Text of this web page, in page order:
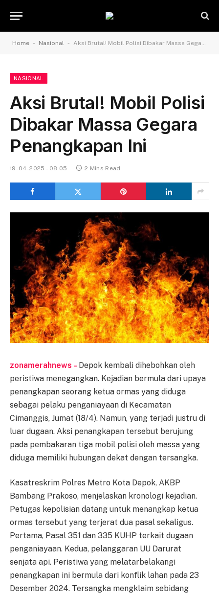
Home - Nasional - Aksi Brutal! Mobil Polisi Dibakar Massa Gegara Penangkapan Ini
NASIONAL
Aksi Brutal! Mobil Polisi
Dibakar Massa Gegara
Penangkapan Ini
19-04-2025 - 08.05 2 Mins Read
zonamerahnews – Depok kembali dihebohkan oleh
peristiwa menegangkan. Kejadian bermula dari upaya
penangkapan seorang ketua ormas yang diduga
sebagai pelaku penganiayaan di Kecamatan
Cimanggis, Jumat (18/4). Namun, yang terjadi justru di
luar dugaan. Aksi penangkapan tersebut berujung
pada pembakaran tiga mobil polisi oleh massa yang
diduga memiliki hubungan dekat dengan tersangka.
Kasatreskrim Polres Metro Kota Depok, AKBP
Bambang Prakoso, menjelaskan kronologi kejadian.
Petugas kepolisian datang untuk menangkap ketua
ormas tersebut yang terjerat dua pasal sekaligus.
Pertama, Pasal 351 dan 335 KUHP terkait dugaan
penganiayaan. Kedua, pelanggaran UU Darurat
senjata api. Peristiwa yang melatarbelakangi
penangkapan ini bermula dari konflik lahan pada 23
Desember 2024. Tersangka mengklaim sebidang